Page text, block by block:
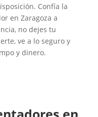
Confía la
en Zaragoza a
no dejes tu
ve a lo seguro y
y dinero.